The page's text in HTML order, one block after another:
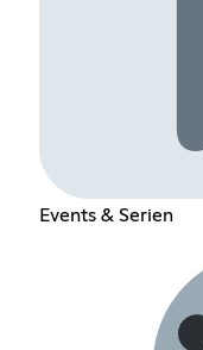
Events & Serien